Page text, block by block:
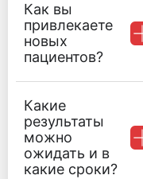
Как вы
привлекаете
новых
пациентов?
Какие
результаты
можно
ожидать и в
какие сроки?